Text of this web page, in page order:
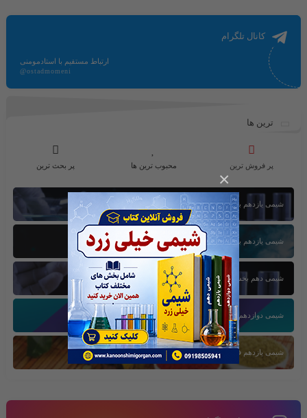
×
کانال تلگرام
ارتباط مستقیم با استادمومنی
@ostadmomeni
ترین ها
پر فروش ترین محبوب ترین ها پر بحث ترین
شیمی یازدهم بخش اول
شیمی یازدهم بخش سوم
شیمی دهم بخش اول
شیمی دوازدهم بخش سوم
شیمی یازدهم فصل دوم